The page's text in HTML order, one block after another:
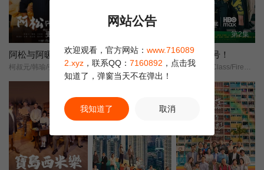
更新至44集
阿松与阿暖
柯叔元/韩瑜/张睿家/杨子仪/
来！金来号
台版梨泰院Class/Fired Up/
第2集
来！金来号！
台版梨泰院Class/Fired Up/
网站公告
欢迎观看，官方网站： www.716089
2.xyz ，联系QQ： 7160892 ，点击我
知道了，弹窗当天不在弹出！
我知道了 取消